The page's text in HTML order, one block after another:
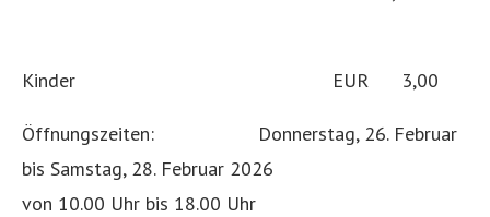
Kinder EUR 3,00
Öffnungszeiten: Donnerstag, 26. Februar
bis Samstag, 28. Februar 2026
von 10.00 Uhr bis 18.00 Uhr